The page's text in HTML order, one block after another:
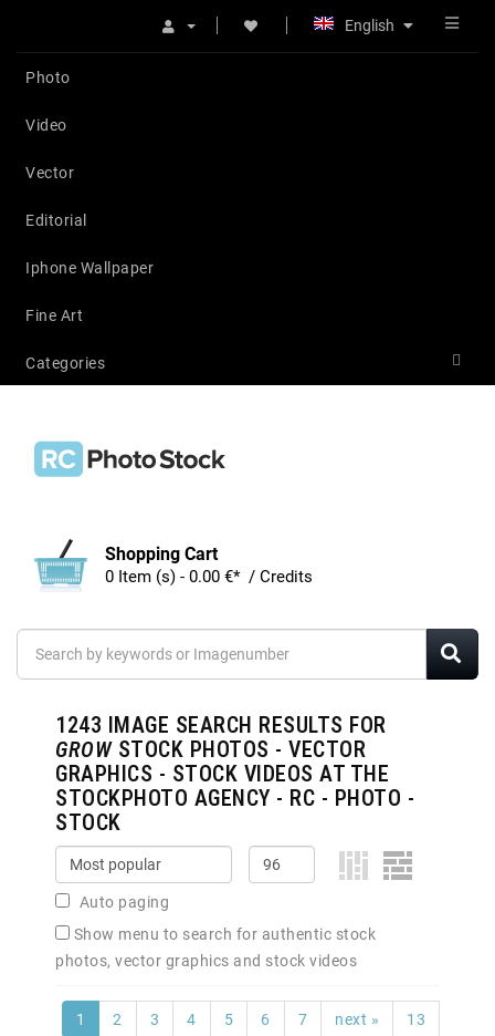
English
Photo
Video
Vector
Editorial
Iphone Wallpaper
Fine Art
Categories
Shopping Cart
0 Item (s) - 0.00 €* / Credits
1243 IMAGE SEARCH RESULTS FOR
GROWSTOCK PHOTOS - VECTOR
GRAPHICS - STOCK VIDEOS AT THE
STOCKPHOTO AGENCY - RC - PHOTO -
STOCK
Auto paging
Show menu to search for authentic stock
photos, vector graphics and stock videos
1 2 3 4 5 6 7 next » 13